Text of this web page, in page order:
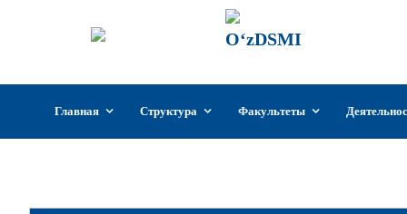
содержимому
Главная Структура Факультеты